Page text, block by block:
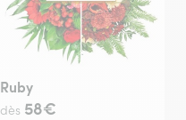
Ruby
dès 58€